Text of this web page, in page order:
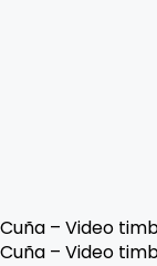
Cuña – Video
Cuña – Video